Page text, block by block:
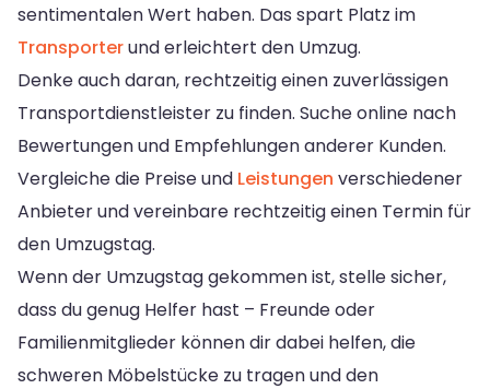
sentimentalen Wert haben. Das spart Platz im
Transporterund erleichtert den Umzug.
Denke auch daran, rechtzeitig einen zuverlässigen
Transportdienstleister zu finden. Suche online nach
Bewertungen und Empfehlungen anderer Kunden.
Vergleiche die Preise und Leistungen verschiedener
Anbieter und vereinbare rechtzeitig einen Termin für
den Umzugstag.
Wenn der Umzugstag gekommen ist, stelle sicher,
dass du genug Helfer hast – Freunde oder
Familienmitglieder können dir dabei helfen, die
schweren Möbelstücke zu tragen und den